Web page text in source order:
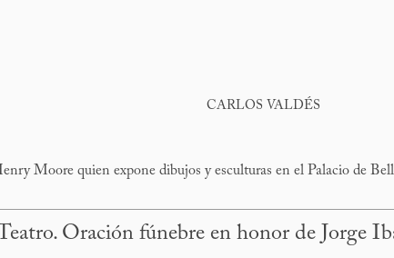
CARLOS VALDÉS
Moore quien expone dibujos y esculturas en el Palacio de
Oración fúnebre en honor de Jorge